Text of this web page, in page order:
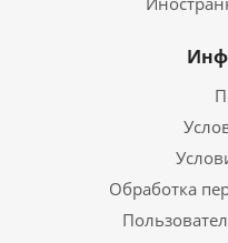
Обработка